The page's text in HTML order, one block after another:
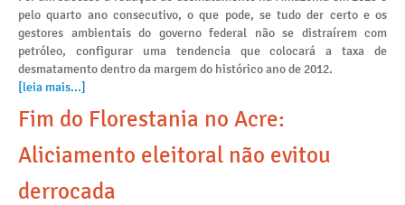
pelo quarto ano consecutivo, o que pode, se tudo der certo e os
gestores ambientais do governo federal não se distraírem com
petróleo, configurar uma tendencia que colocará a taxa de
desmatamento dentro da margem do histórico ano de 2012.
[leia mais...]
Fim do Florestania no Acre:
Aliciamento eleitoral não evitou
derrocada